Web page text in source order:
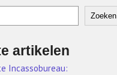
Zoeken
artikelen
Incassobureau: